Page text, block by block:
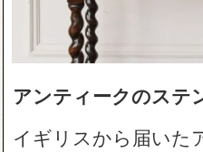
アンティークのステ
イギリスから届いた